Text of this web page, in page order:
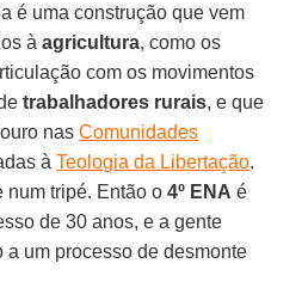
é uma construção que vem
àagricultura, como os
com os movimentos
trabalhadores rurais, e que
nasComunidades
àTeologia da Libertação.
num tripé. Então o4º ENA é
de 30 anos, e a gente
a um processo de desmonte